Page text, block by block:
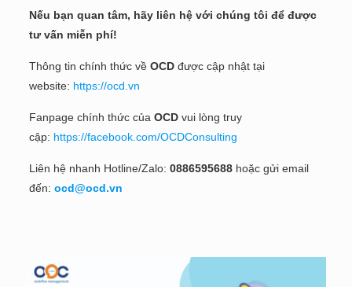
Nếu bạn quan tâm, hãy liên hệ với chúng tôi để được
tư vấn miễn phí!
Thông tin chính thức về OCD được cập nhật tại
website: https://ocd.vn
Fanpage chính thức của OCD vui lòng truy
cập: https://facebook.com/OCDConsulting
Liên hệ nhanh Hotline/Zalo: 0886595688 hoặc gửi email
đến: ocd@ocd.vn